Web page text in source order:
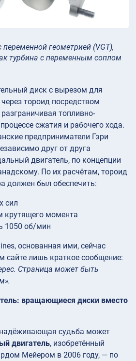
переменной геометрией (VGT),
турбина с переменным соплом
диск с вырезом для
тороид посредством
топливно-
сжатия и рабочего хода.
предприниматели Гэри
друг от друга
двигатель, по концепции
По их расчётам, тороид
должен был обеспечить:
сил
крутящего момента
1050 об/мин
основанная ими, сейчас
сайте лишь краткое сообщение:
Страница может быть
вращающиеся диски вместо
судьба может
двигатель, изобретённый
Мейером в 2006 году, — по